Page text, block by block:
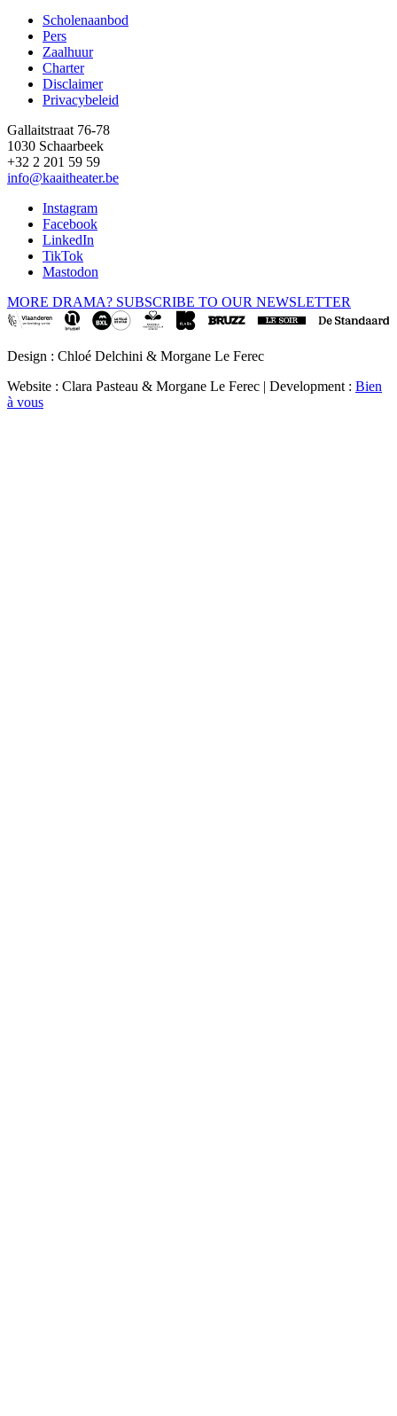
Footer
Scholenaanbod
Pers
Zaalhuur
Charter
Disclaimer
Privacybeleid
Gallaitstraat 76-78
1030 Schaarbeek
+32 2 201 59 59
info@kaaitheater.be
Instagram
Facebook
LinkedIn
TikTok
Mastodon
MORE DRAMA? SUBSCRIBE TO OUR NEWSLETTER
Design : Chloé Delchini & Morgane Le Ferec
Website : Clara Pasteau & Morgane Le Ferec | Development : Bien
à vous